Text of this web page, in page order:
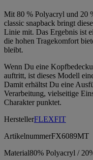
Mit 80 % Polyacryl und 20
classic snapback bringt
Linie mit. Das Ergebnis ist
die hohen Tragekomfort
bleibt.
Wenn Du eine
auftritt, ist dieses Modell
Damit erhältst Du eine
Verarbeitung, vielseitige
Charakter punktet.
HerstellerFLEXFIT
ArtikelnummerFX6089MT
Material80% Polyacryl /